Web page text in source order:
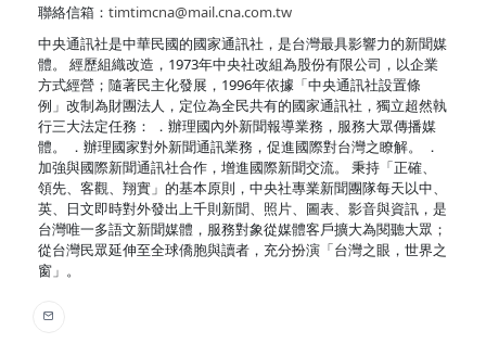
聯絡信箱： timtimcna@mail.cna.com.tw
中央通訊社是中華民國的國家通訊社，是台灣最具影響力的新聞媒
體。 經歷組織改造，1973年中央社改組為股份有限公司，以企業
方式經營；隨著民主化發展，1996年依據「中央通訊社設置條
例」改制為財團法人，定位為全民共有的國家通訊社，獨立超然執
行三大法定任務： ．辦理國內外新聞報導業務，服務大眾傳播媒
體。 ．辦理國家對外新聞通訊業務，促進國際對台灣之瞭解。 ．
加強與國際新聞通訊社合作，增進國際新聞交流。 秉持「正確、
領先、客觀、翔實」的基本原則，中央社專業新聞團隊每天以中、
英、日文即時對外發出上千則新聞、照片、圖表、影音與資訊，是
台灣唯一多語文新聞媒體，服務對象從媒體客戶擴大為閱聽大眾；
從台灣民眾延伸至全球僑胞與讀者，充分扮演「台灣之眼，世界之
窗」。